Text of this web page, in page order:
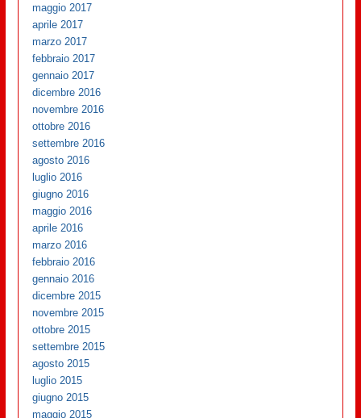
maggio 2017
aprile 2017
marzo 2017
febbraio 2017
gennaio 2017
dicembre 2016
novembre 2016
ottobre 2016
settembre 2016
agosto 2016
luglio 2016
giugno 2016
maggio 2016
aprile 2016
marzo 2016
febbraio 2016
gennaio 2016
dicembre 2015
novembre 2015
ottobre 2015
settembre 2015
agosto 2015
luglio 2015
giugno 2015
maggio 2015